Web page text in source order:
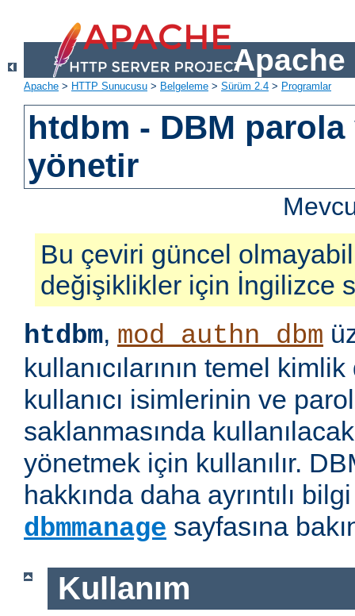
Apache
Apache > HTTP Sunucusu > Belgeleme > Sürüm 2.4 > Programlar
htdbm - DBM parola
yönetir
Bu çeviri güncel
değişiklikler için İngilizce
htdbm, mod_authn_dbm
kullanıcılarının temel
kullanıcı isimlerinin ve
saklanmasında
yönetmek için kullanılır.
hakkında daha ayrıntılı
dbmmanage sayfasına
Kullanım